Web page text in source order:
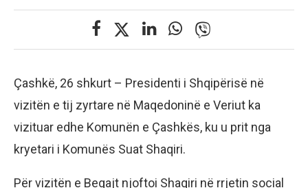
Çashkë, 26 shkurt – Presidenti i Shqipërisë në
vizitën e tij zyrtare në Maqedoninë e Veriut ka
vizituar edhe Komunën e Çashkës, ku u prit nga
kryetari i Komunës Suat Shaqiri.
Për vizitën e Begajt njoftoi Shaqiri në rrjetin social